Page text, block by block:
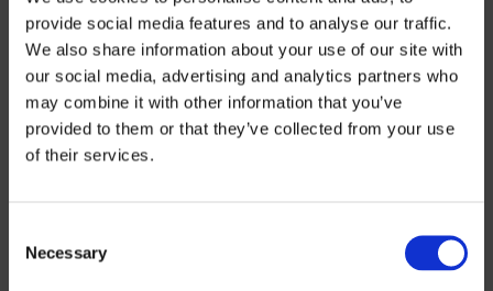
provide social media features and to analyse our traffic.
We also share information about your use of our site with
our social media, advertising and analytics partners who
may combine it with other information that you’ve
provided to them or that they’ve collected from your use
of their services.
Selection
Necessary
INFORMATIONS SUR LE PRODUIT
INFORMATIONS TECHNIQUES
Informations sur
Si vous souhaitez télécharger nos listes
de prix, vous devez sélectionner la devise